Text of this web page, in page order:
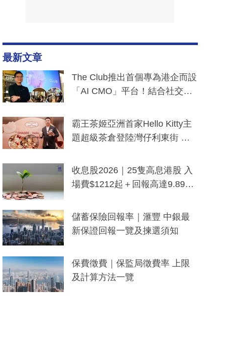
最新文章
The Club推出首個專為港企而設
「AI CMO」平台！結合社交聆
分鐘生成「貼地」宣傳短片
霸王茶姬亞洲首家Hello Kitty主
題超級茶倉登陸灣仔利東街 推
y及香港限定特調系列
收息股2026｜25隻高息港股 入
場費$1212起＋回報高達9.89
儲蓄保險回報率｜滙豐 中銀最
新保證回報一覽及揀選須知
保費徵費｜保監局徵費率 上限
及計算方法一覽